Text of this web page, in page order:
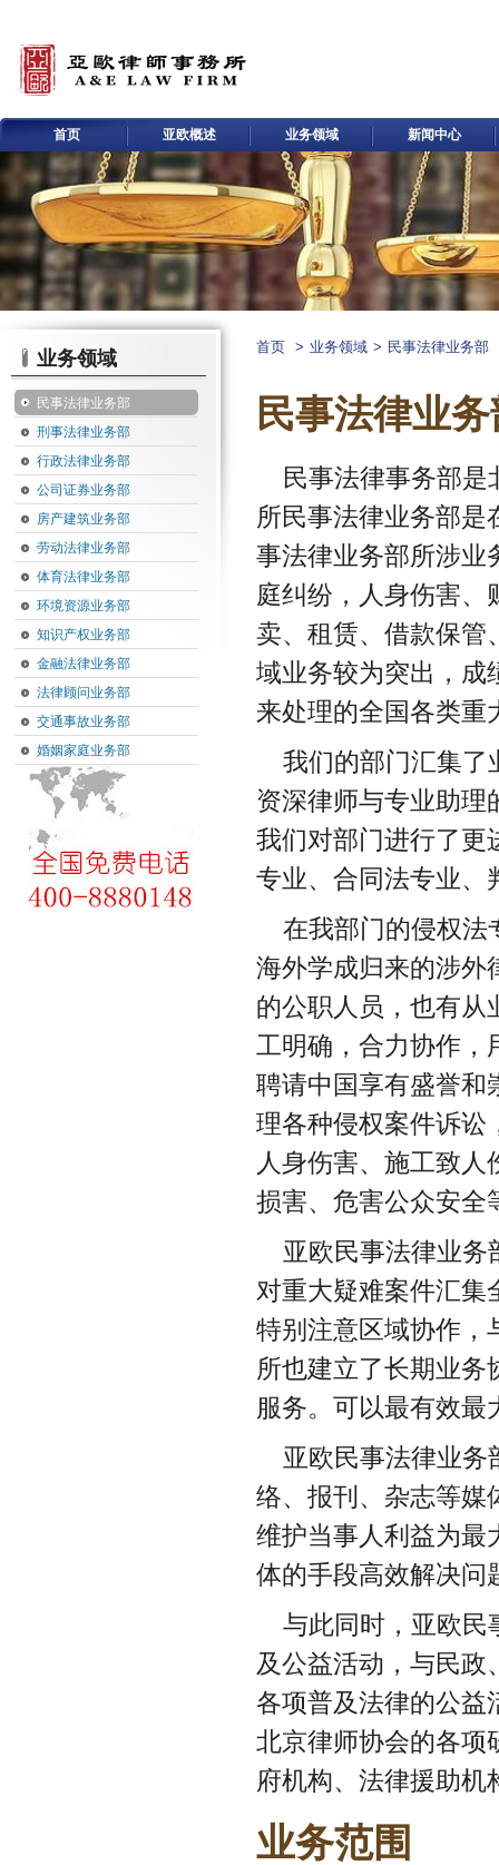
首页 亚欧概述 业务领域 新闻中心
业务领域
民事法律业务部
刑事法律业务部
行政法律业务部
公司证券业务部
房产建筑业务部
劳动法律业务部
体育法律业务部
环境资源业务部
知识产权业务部
金融法律业务部
法律顾问业务部
交通事故业务部
婚姻家庭业务部
首页 > 业务领域 > 民事法律业务部
民事法律业务
民事法律事务部
所民事法律业务部是
事法律业务部所涉业
庭纠纷，人身伤害、
卖、租赁、借款保管
域业务较为突出，成
来处理的全国各类
我们的部门汇集了
资深律师与专业助理
我们对部门进行了更
专业、合同法专业、
在我部门的侵权法
海外学成归来的涉外
的公职人员，也有从
工明确，合力协作，
聘请中国享有盛誉和
理各种侵权案件诉讼
人身伤害、施工致
损害、危害公众安全
亚欧民事法律业务
对重大疑难案件汇集
特别注意区域协作，
所也建立了长期业务
服务。可以最有效
亚欧民事法律业务
络、报刊、杂志等媒
维护当事人利益为最
体的手段高效解决问
与此同时，亚欧民
及公益活动，与民政
各项普及法律的公益
北京律师协会的各项
府机构、法律援助机
业务范围